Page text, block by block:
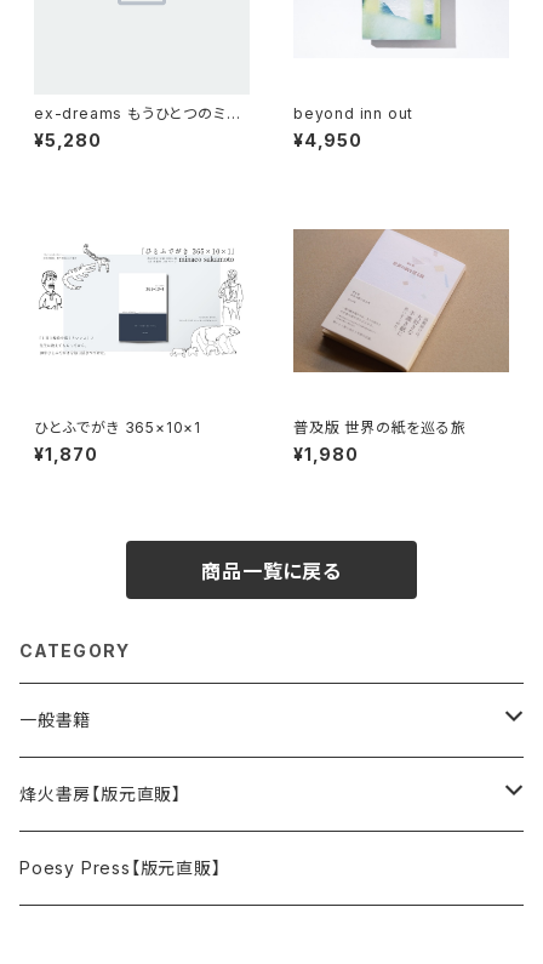
ex-dreams もうひとつのミッ
ドセンチュリーアーキテクチャ
¥5,280
beyond inn out
¥4,950
ひとふでがき 365×10×1
¥1,870
普及版 世界の紙を巡る旅
¥1,980
商品一覧に戻る
CATEGORY
一般書籍
単行本
ZIME・リトルプレス
烽火書房【版元直販】
単行本
Poesy Press【版元直販】